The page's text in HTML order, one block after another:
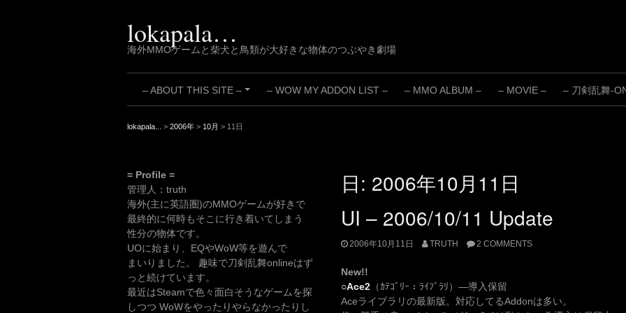
lokapala…
海外MMOゲームと柴犬と鳥類が大好きな物体のつぶやき劇場
+
– ABOUT THIS SITE – – WOW MY ADDON LIST – – MMO ALBUM – – MOVIE – – 刀剣乱舞-
lokapala... > 2006年 > 10月 > 11日
日: 2006年10月11日
UI – 2006/10/11 Update
2006年10月11日 TRUTH 2 COMMENTS
New!!
○Ace2 （ｶﾃｺﾞﾘｰ：ﾗｲﾌﾞﾗﾘ）—導入保留
Aceライブラリの最新版。対応してるAddonは多い。
= Profile =
管理人：truth
海外(主に英語圏)のMMOゲームが好きで
最終的に何時もそこに行き着いてしまう
性分の物体です。
UOに始まり、EQやWoW等を遊んで
まいりました。 趣味で刀剣乱舞onlineはず
っと続けています。
最近はSteamで色々面白そうなゲームを探
しつつ WoWをやったりやらなかったりし